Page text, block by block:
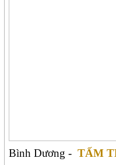
Bình Dương -TẤM